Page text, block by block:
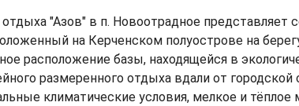
отдыха "Азов" в п. Новоотрадное представляет
на Керченском полуострове на
расположение базы, находящейся в
размеренного отдыха вдали от городской
климатические условия, мелкое и